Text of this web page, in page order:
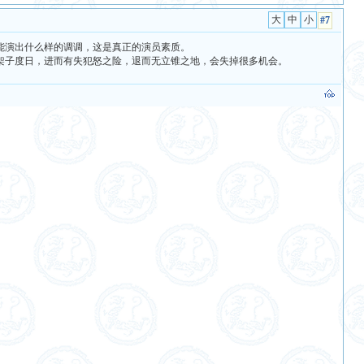
#7
出什么样的调调，这是真正的演员素质。
度日，进而有失犯怒之险，退而无立锥之地，会失掉很多机会。